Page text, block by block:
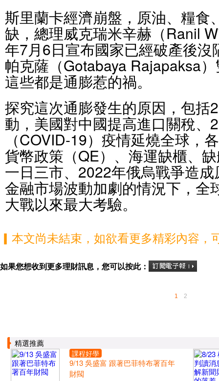
斯里蘭卡經濟崩盤，原油、糧食
缺，總理威克瑞米辛赫（Ranil
年7月6日宣布國家已經破產後
帕克薩（Gotabaya Rajapaksa
這些都是通膨惹的禍。
探究這次通膨發生的原因，包括
動，美國對中國提高進口關稅、
（COVID-19）疫情延燒全球，
貨幣政策（QE）、海運缺櫃、
一日三市、2022年俄烏戰爭造
金融市場波動加劇的情況下，全
大戰以來最大考驗。
▎本文尚未結束，如欲看更多精彩內容，
如果您想收到更多理財訊息，您可以按此：
1 2
精選推薦
課程好學
9/13 吳盛富 跟著巴菲特布署百年
財閥